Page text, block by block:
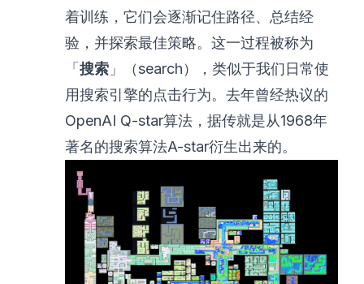
着训练，它们会逐渐记住路径、总结经
验，并探索最佳策略。这一过程被称为
「 搜索 」（search），类似于我们日常使
用搜索引擎的点击行为。去年曾经热议的
OpenAI Q-star算法，据传就是从1968年
著名的搜索算法A-star衍生出来的。